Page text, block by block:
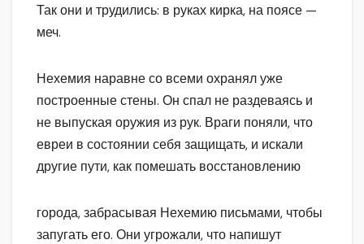
Так они и трудились: в руках кирка, на поясе —
меч.
Нехемия наравне со всеми охранял уже
построенные стены. Он спал не раздеваясь и
не выпуская оружия из рук. Враги поняли, что
евреи в состоянии себя защищать, и искали
другие пути, как помешать восстановлению
города, забрасывая Нехемию письмами, чтобы
запугать его. Они угрожали, что напишут